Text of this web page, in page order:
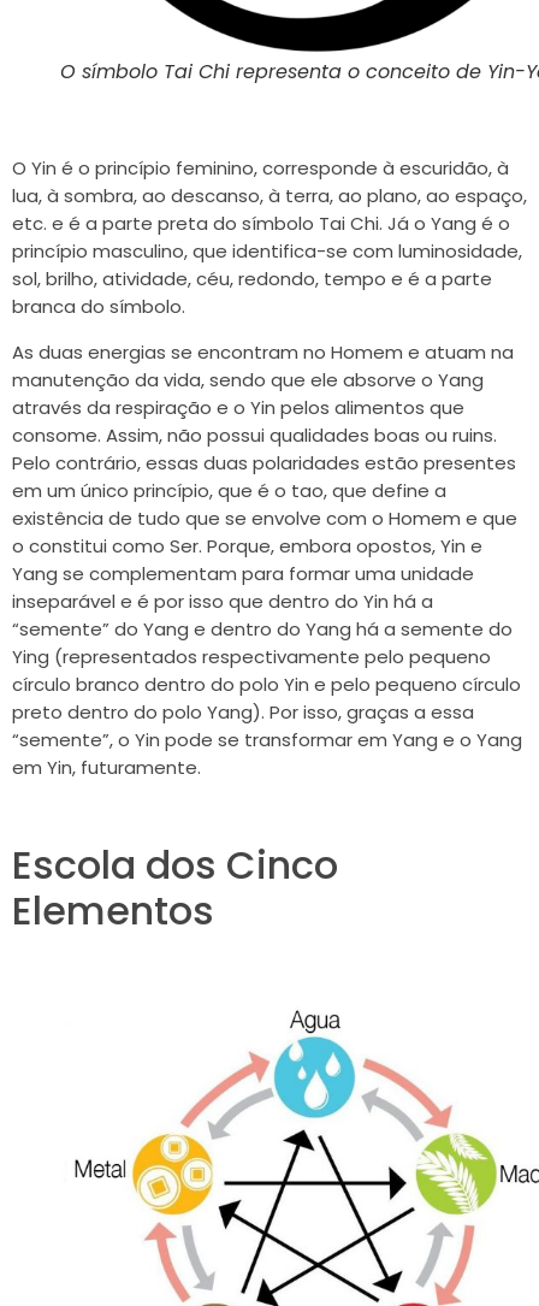
O símbolo Tai Chi representa o conceito de Yin-
O Yin é o princípio feminino, corresponde à escuridão, à
lua, à sombra, ao descanso, à terra, ao plano, ao espaço,
etc. e é a parte preta do símbolo Tai Chi. Já o Yang é o
princípio masculino, que identifica-se com luminosidade,
sol, brilho, atividade, céu, redondo, tempo e é a parte
branca do símbolo.
As duas energias se encontram no Homem e atuam na
manutenção da vida, sendo que ele absorve o Yang
através da respiração e o Yin pelos alimentos que
consome. Assim, não possui qualidades boas ou ruins.
Pelo contrário, essas duas polaridades estão presentes
em um único princípio, que é o tao, que define a
existência de tudo que se envolve com o Homem e que
o constitui como Ser. Porque, embora opostos, Yin e
Yang se complementam para formar uma unidade
inseparável e é por isso que dentro do Yin há a
“semente” do Yang e dentro do Yang há a semente do
Ying (representados respectivamente pelo pequeno
círculo branco dentro do polo Yin e pelo pequeno círculo
preto dentro do polo Yang). Por isso, graças a essa
“semente”, o Yin pode se transformar em Yang e o Yang
em Yin, futuramente.
Escola dos Cinco
Elementos